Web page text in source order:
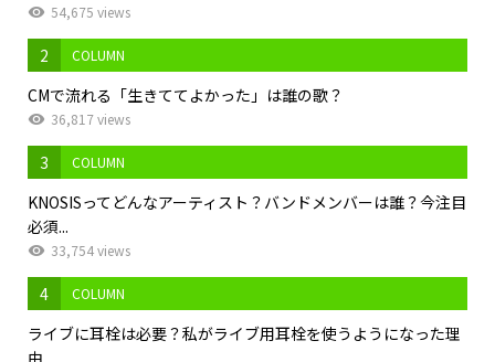
54,675 views
2 COLUMN
CMで流れる「生きててよかった」は誰の歌？
36,817 views
3 COLUMN
KNOSISってどんなアーティスト？バンドメンバーは誰？今注目
必須...
33,754 views
4 COLUMN
ライブに耳栓は必要？私がライブ用耳栓を使うようになった理
由